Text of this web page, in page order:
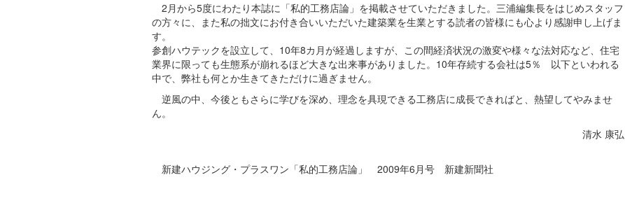
2月から5度にわたり本誌に「私的工務店論」を掲載させていただきました。三浦編集長をはじめスタッフ
の方々に、また私の拙文にお付き合いいただいた建築業を生業とする読者の皆様にも心より感謝申し上げま
す。
参創ハウテックを設立して、10年8カ月が経過しますが、この間経済状況の激変や様々な法対応など、住宅
業界に限っても生態系が崩れるほど大きな出来事がありました。10年存続する会社は5％ 以下といわれる
中で、弊社も何とか生きてきただけに過ぎません。
逆風の中、今後ともさらに学びを深め、理念を具現できる工務店に成長できればと、熱望してやみませ
ん。
清水 康弘
新建ハウジング・プラスワン「私的工務店論」 2009年6月号 新建新聞社